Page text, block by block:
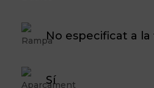
No especificat a la
Sí